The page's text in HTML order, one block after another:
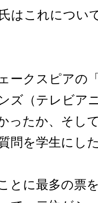
はこれについ
ークスピアの
ズ（テレビア
ったか、そし
問を学生にし
とに最多の票